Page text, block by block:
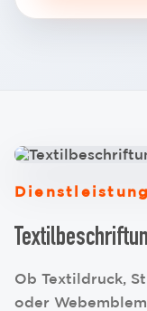
Dienstleistung
Ob Textildruck,
oder